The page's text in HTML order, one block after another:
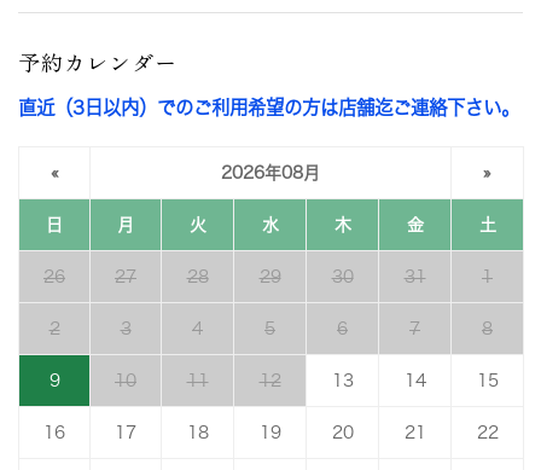
予約カレンダー
直近（3日以内）でのご利用希望の方は店舗迄ご連絡下さい。
« 2026年08月 »
日 月 火 水 木 金 土
26 27 28 29 30 31 1
2 3 4 5 6 7 8
9 10 11 12 13 14 15
16 17 18 19 20 21 22